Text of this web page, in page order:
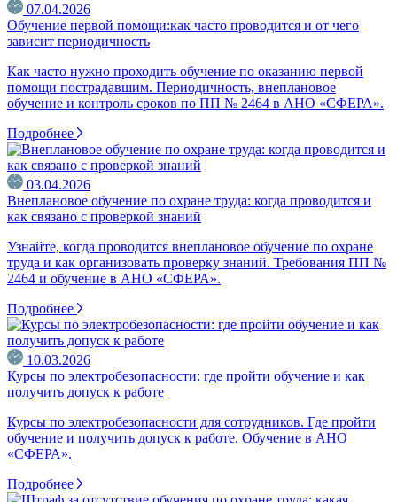
07.04.2026
Обучение первой помощи:как часто проводится и от чего
зависит периодичность
Как часто нужно проходить обучение по оказанию первой
помощи пострадавшим. Периодичность, внеплановое
обучение и контроль сроков по ПП № 2464 в АНО «СФЕРА».
Подробнее
03.04.2026
Внеплановое обучение по охране труда: когда проводится и
как связано с проверкой знаний
Узнайте, когда проводится внеплановое обучение по охране
труда и как организовать проверку знаний. Требования ПП №
2464 и обучение в АНО «СФЕРА».
Подробнее
10.03.2026
Курсы по электробезопасности: где пройти обучение и как
получить допуск к работе
Курсы по электробезопасности для сотрудников. Где пройти
обучение и получить допуск к работе. Обучение в АНО
«СФЕРА».
Подробнее